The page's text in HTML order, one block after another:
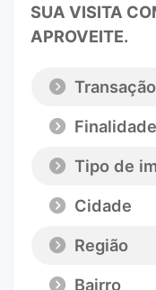
SUA VISITA
APROVEITE.
Transação
Finalidade
Tipo de
Cidade
Região
Bairro